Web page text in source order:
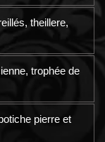
theillere,
trophée de
pierre et